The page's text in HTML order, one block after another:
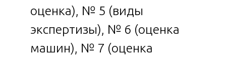
оценка), № 5 (виды
экспертизы), № 6 (оценка
машин), № 7 (оценка